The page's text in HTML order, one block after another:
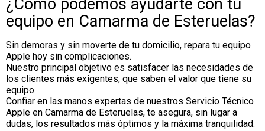
¿Cómo podemos ayudarte con tu
equipo en Camarma de Esteruelas?
Sin demoras y sin moverte de tu domicilio, repara tu equipo
Apple hoy sin complicaciones.
Nuestro principal objetivo es satisfacer las necesidades de
los clientes más exigentes, que saben el valor que tiene su
equipo
Confiar en las manos expertas de nuestros Servicio Técnico
Apple en Camarma de Esteruelas, te asegura, sin lugar a
dudas, los resultados más óptimos y la máxima tranquilidad.